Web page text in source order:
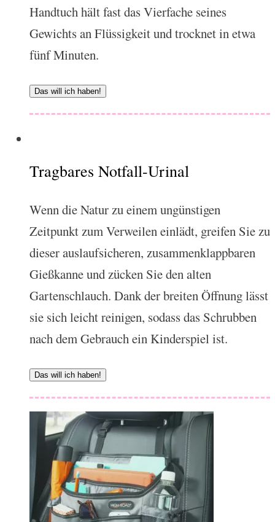
Handtuch hält fast das Vierfache seines
Gewichts an Flüssigkeit und trocknet in etwa
fünf Minuten.
Das will ich haben!
Tragbares Notfall-Urinal
Wenn die Natur zu einem ungünstigen
Zeitpunkt zum Verweilen einlädt, greifen Sie zu
dieser auslaufsicheren, zusammenklappbaren
Gießkanne und zücken Sie den alten
Gartenschlauch. Dank der breiten Öffnung lässt
sie sich leicht reinigen, sodass das Schrubben
nach dem Gebrauch ein Kinderspiel ist.
Das will ich haben!